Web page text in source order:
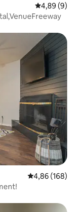
Gemiddelde
4,89 (9)
Gemiddelde
4,86 (168)